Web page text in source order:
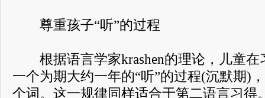
尊重孩子“听”的过程
根据语言学家krashen的理论，儿童在
一个为期大约一年的“听”的过程(沉默期)
个词。这一规律同样适合于第二语言习得